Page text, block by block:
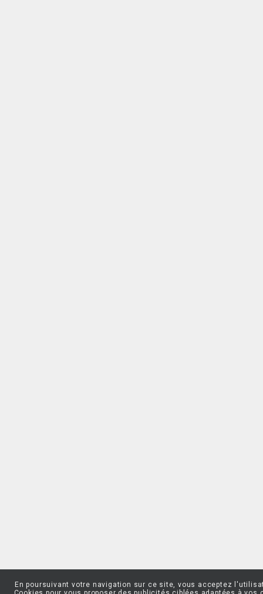
En poursuivant votre navigation sur ce site, vous acceptez